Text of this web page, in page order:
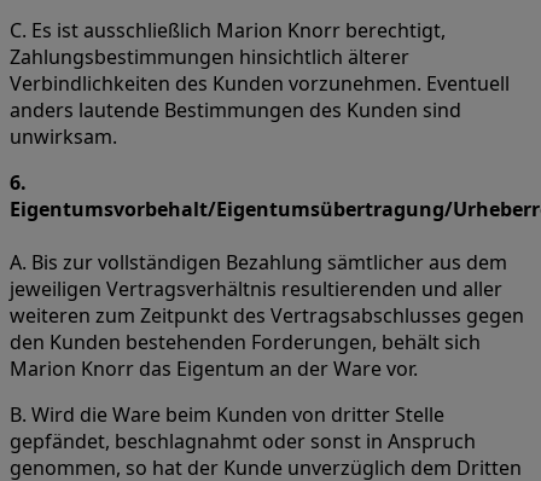
C. Es ist ausschließlich Marion Knorr berechtigt,
Zahlungsbestimmungen hinsichtlich älterer
Verbindlichkeiten des Kunden vorzunehmen. Eventuell
anders lautende Bestimmungen des Kunden sind
unwirksam.
6.
Eigentumsvorbehalt/Eigentumsübertragung/
A. Bis zur vollständigen Bezahlung sämtlicher aus dem
jeweiligen Vertragsverhältnis resultierenden und aller
weiteren zum Zeitpunkt des Vertragsabschlusses gegen
den Kunden bestehenden Forderungen, behält sich
Marion Knorr das Eigentum an der Ware vor.
B. Wird die Ware beim Kunden von dritter Stelle
gepfändet, beschlagnahmt oder sonst in Anspruch
genommen, so hat der Kunde unverzüglich dem Dritten